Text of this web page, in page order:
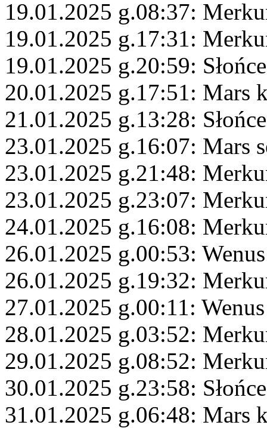
19.01.2025 g.08:37:
19.01.2025 g.17:31:
19.01.2025 g.20:59:
20.01.2025 g.17:51: Mars
21.01.2025 g.13:28:
23.01.2025 g.16:07: Mars
23.01.2025 g.21:48:
23.01.2025 g.23:07:
24.01.2025 g.16:08:
26.01.2025 g.00:53:
26.01.2025 g.19:32:
27.01.2025 g.00:11:
28.01.2025 g.03:52:
29.01.2025 g.08:52:
30.01.2025 g.23:58:
31.01.2025 g.06:48: Mars